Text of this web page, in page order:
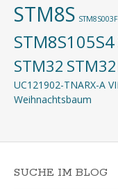
STM8S
STM8S105S4
STM32
UC121902-TNARX-A
Weihnachtsbaum
SUCHE IM BLOG